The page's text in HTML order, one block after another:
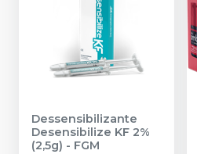
Dessensibilizante
Desensibilize KF 2%
(2,5g) - FGM